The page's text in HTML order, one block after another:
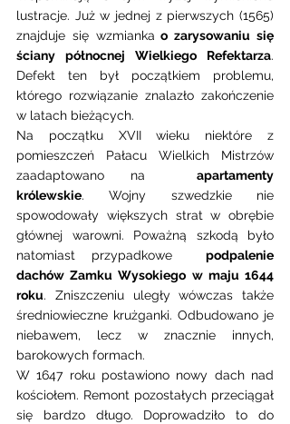
lustracje. Już w jednej z pierwszych (1565)
znajduje się wzmianka o zarysowaniu się
ściany północnej Wielkiego Refektarza.
Defekt ten był początkiem problemu,
którego rozwiązanie znalazło zakończenie
w latach bieżących.
Na początku XVII wieku niektóre z
pomieszczeń Pałacu Wielkich Mistrzów
zaadaptowano na apartamenty
królewskie. Wojny szwedzkie nie
spowodowały większych strat w obrębie
głównej warowni. Poważną szkodą było
natomiast przypadkowe podpalenie
dachów Zamku Wysokiego w maju 1644
roku. Zniszczeniu uległy wówczas także
średniowieczne krużganki. Odbudowano je
niebawem, lecz w znacznie innych,
barokowych formach.
W 1647 roku postawiono nowy dach nad
kościołem. Remont pozostałych przeciągał